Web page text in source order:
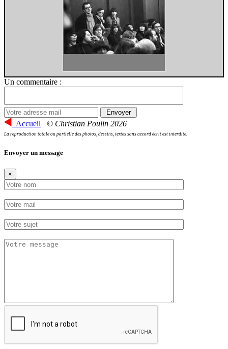
Un commentaire :
Accueil © Christian Poulin 2026
La reproduction totale ou partielle des photos, dessins, textes sans accord écrit est interdite.
Envoyer un message
×